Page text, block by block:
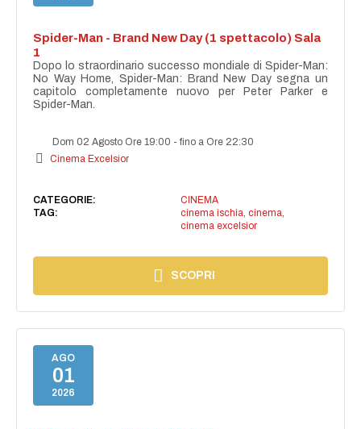
Spider-Man - Brand New Day (1 spettacolo) Sala
1
Dopo lo straordinario successo mondiale di Spider-Man:
No Way Home, Spider-Man: Brand New Day segna un
capitolo completamente nuovo per Peter Parker e
Spider-Man.
Dom 02 Agosto Ore 19:00 -fino a Ore 22:30
Cinema Excelsior
CATEGORIE:
CINEMA
TAG:
cinema ischia, cinema,
cinema excelsior
SCOPRI
AGO
01
2026